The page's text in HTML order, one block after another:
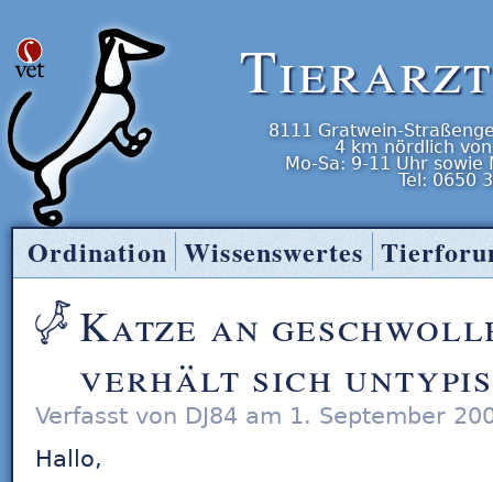
8111 Gratwein-
4 km nördlich
Mo-Sa: 9-11 Uhr sowie
Tel: 0650
Katze an
verhält sich
Verfasst von DJ84 am 1. September
Hallo,
Tierarzt Entner
Ordination Wissenswertes